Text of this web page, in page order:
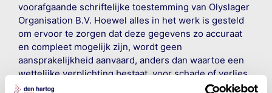
voorafgaande schriftelijke toestemming van Olyslager
Organisation B.V. Hoewel alles in het werk is gesteld
om ervoor te zorgen dat deze gegevens zo accuraat
en compleet mogelijk zijn, wordt geen
aansprakelijkheid aanvaard, anders dan waartoe een
wettelijke verplichting bestaat, voor schade of verlies
veroorzaakt door fouten of omissies in de verstrekte